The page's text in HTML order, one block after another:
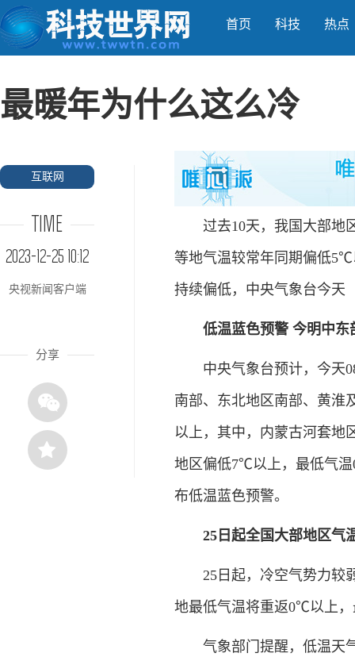
首页 科技 热点
最暖年为什么这么冷
互联网
TIME
2023-12-25 10:12
央视新闻客户端
分享
过去10天，我国大部地区
等地气温较常年同期偏低
持续偏低，中央气象台今天
低温蓝色预警 今明中东
中央气象台预计，今天08
南部、东北地区南部、黄淮
以上，其中，内蒙古河套地
地区偏低7℃以上，最低气
布低温蓝色预警。
25日起全国大部地区气
25日起，冷空气势力较弱
地最低气温将重返0℃以上
气象部门提醒，低温天气